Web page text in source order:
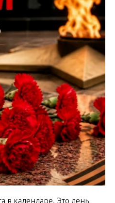
в календаре. Это день,